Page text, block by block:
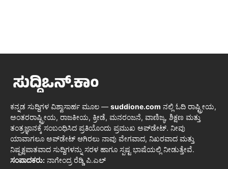
ಕನ್ನಡ ಸುದ್ದಿಗಳ ವಿಶ್ವಾಸಾರ್ಹ ಮೂಲ — suddione.com ನಲ್ಲಿ ಓದಿ ರಾಷ್ಟ್ರೀಯ,
ಅಂತರರಾಷ್ಟ್ರೀಯ, ರಾಜಕೀಯ, ಕ್ರೀಡೆ, ಮನರಂಜನೆ, ವಾಣಿಜ್ಯ, ಶಿಕ್ಷಣ ಮತ್ತು
ತಂತ್ರಜ್ಞಾನಕ್ಕೆ ಸಂಬಂಧಿಸಿದ ಪ್ರತಿಯೊಂದು ಪ್ರಮುಖ ಅಪ್‌ಡೇಟ್. ನೀವು
ಯಾವಾಗಲೂ ಅಪ್‌ಡೇಟ್ ಆಗಿರಲು ನಾವು ವೇಗವಾದ, ನಿಖರವಾದ ಮತ್ತು
ನಿಷ್ಪಕ್ಷಪಾತವಾದ ಸುದ್ದಿಗಳನ್ನು ಸರಳ ಹಾಗೂ ಸ್ಪಷ್ಟ ಭಾಷೆಯಲ್ಲಿ ನೀಡುತ್ತೇವೆ.
ಸಂಪಾದಕರು: ನಾಗೇಂದ್ರ ರೆಡ್ಡಿ ಪಿ.ಎಲ್